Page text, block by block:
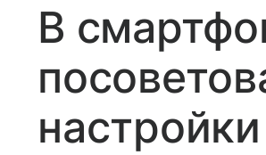
В
настройки